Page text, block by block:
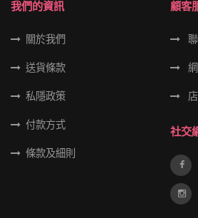
我們的資訊
關於我們
送貨條款
私隱政策
付款方式
條款及細則
顧客
社交